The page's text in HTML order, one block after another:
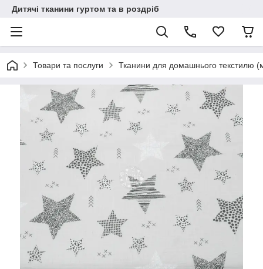
Дитячі тканини гуртом та в роздріб
Товари та послуги Тканини для домашнього текстилю